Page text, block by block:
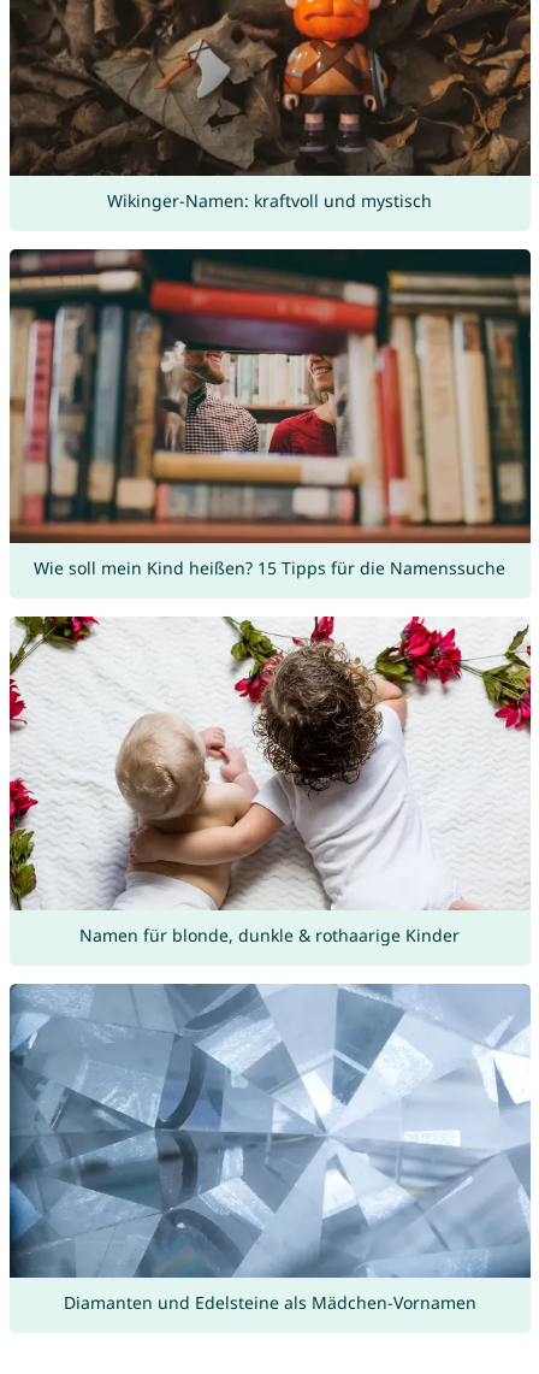
Wikinger-Namen: kraftvoll und mystisch
Wie soll mein Kind heißen? 15 Tipps für die Namenssuche
Namen für blonde, dunkle & rothaarige Kinder
Diamanten und Edelsteine als Mädchen-Vornamen